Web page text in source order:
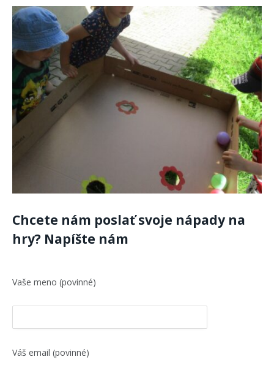
Chcete nám poslať svoje nápady na
hry? Napíšte nám
Vaše meno (povinné)
Váš email (povinné)